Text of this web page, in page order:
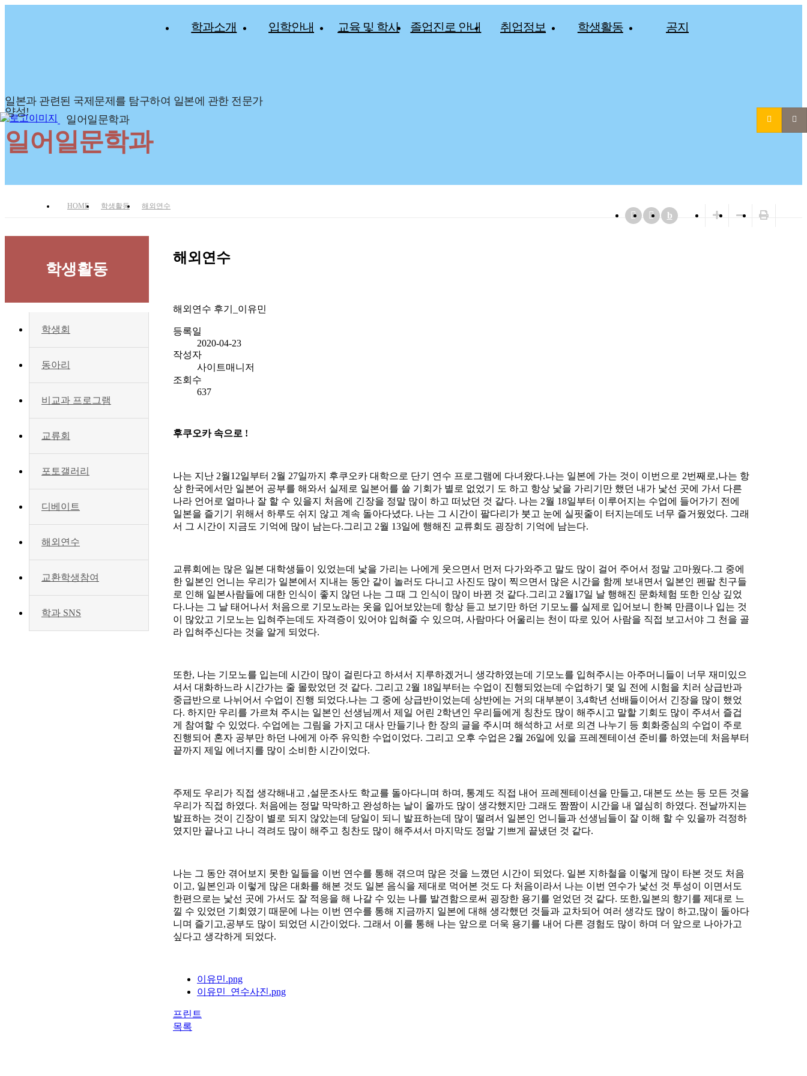
일어일문학과
학과소개 입학안내 교육 및 학사 졸업진로 안내 취업정보 학생활동 공지
일본과 관련된 국제문제를 탐구하여 일본에 관한 전문가
양성!
일어일문학과
HOME 학생활동 해외연수
b
학생활동
학생회
동아리
비교과 프로그램
교류회
포토갤러리
디베이트
해외연수
교환학생참여
학과 SNS
해외연수
해외연수 후기_이유민
등록일
2020-04-23
작성자
사이트매니저
조회수
637
후쿠오카 속으로 !
나는 지난 2월12일부터 2월 27일까지 후쿠오카 대학으로 단기 연수 프로그램에 다녀왔다.나는 일본에 가는 것이 이번으로 2번째로,나는 항
상 한국에서만 일본어 공부를 해와서 실제로 일본어를 쓸 기회가 별로 없었기 도 하고 항상 낯을 가리기만 했던 내가 낯선 곳에 가서 다른
나라 언어로 얼마나 잘 할 수 있을지 처음에 긴장을 정말 많이 하고 떠났던 것 같다. 나는 2월 18일부터 이루어지는 수업에 들어가기 전에
일본을 즐기기 위해서 하루도 쉬지 않고 계속 돌아다녔다. 나는 그 시간이 팔다리가 붓고 눈에 실핏줄이 터지는데도 너무 즐거웠었다. 그래
서 그 시간이 지금도 기억에 많이 남는다.그리고 2월 13일에 행해진 교류회도 굉장히 기억에 남는다.
교류회에는 많은 일본 대학생들이 있었는데 낯을 가리는 나에게 웃으면서 먼저 다가와주고 말도 많이 걸어 주어서 정말 고마웠다.그 중에
한 일본인 언니는 우리가 일본에서 지내는 동안 같이 놀러도 다니고 사진도 많이 찍으면서 많은 시간을 함께 보내면서 일본인 펜팔 친구들
로 인해 일본사람들에 대한 인식이 좋지 않던 나는 그 때 그 인식이 많이 바뀐 것 같다.그리고 2월17일 날 행해진 문화체험 또한 인상 깊었
다.나는 그 날 태어나서 처음으로 기모노라는 옷을 입어보았는데 항상 듣고 보기만 하던 기모노를 실제로 입어보니 한복 만큼이나 입는 것
이 많았고 기모노는 입혀주는데도 자격증이 있어야 입혀줄 수 있으며, 사람마다 어울리는 천이 따로 있어 사람을 직접 보고서야 그 천을 골
라 입혀주신다는 것을 알게 되었다.
또한, 나는 기모노를 입는데 시간이 많이 걸린다고 하셔서 지루하겠거니 생각하였는데 기모노를 입혀주시는 아주머니들이 너무 재미있으
셔서 대화하느라 시간가는 줄 몰랐었던 것 같다. 그리고 2월 18일부터는 수업이 진행되었는데 수업하기 몇 일 전에 시험을 치러 상급반과
중급반으로 나뉘어서 수업이 진행 되었다.나는 그 중에 상급반이었는데 상반에는 거의 대부분이 3,4학년 선배들이어서 긴장을 많이 했었
다. 하지만 우리를 가르쳐 주시는 일본인 선생님께서 제일 어린 2학년인 우리들에게 칭찬도 많이 해주시고 말할 기회도 많이 주셔서 즐겁
게 참여할 수 있었다. 수업에는 그림을 가지고 대사 만들기나 한 장의 글을 주시며 해석하고 서로 의견 나누기 등 회화중심의 수업이 주로
진행되어 혼자 공부만 하던 나에게 아주 유익한 수업이었다. 그리고 오후 수업은 2월 26일에 있을 프레젠테이션 준비를 하였는데 처음부터
끝까지 제일 에너지를 많이 소비한 시간이었다.
주제도 우리가 직접 생각해내고 ,설문조사도 학교를 돌아다니며 하며, 통계도 직접 내어 프레젠테이션을 만들고, 대본도 쓰는 등 모든 것을
우리가 직접 하였다. 처음에는 정말 막막하고 완성하는 날이 올까도 많이 생각했지만 그래도 짬짬이 시간을 내 열심히 하였다. 전날까지는
발표하는 것이 긴장이 별로 되지 않았는데 당일이 되니 발표하는데 많이 떨려서 일본인 언니들과 선생님들이 잘 이해 할 수 있을까 걱정하
였지만 끝나고 나니 격려도 많이 해주고 칭찬도 많이 해주셔서 마지막도 정말 기쁘게 끝냈던 것 같다.
나는 그 동안 겪어보지 못한 일들을 이번 연수를 통해 겪으며 많은 것을 느꼈던 시간이 되었다. 일본 지하철을 이렇게 많이 타본 것도 처음
이고, 일본인과 이렇게 많은 대화를 해본 것도 일본 음식을 제대로 먹어본 것도 다 처음이라서 나는 이번 연수가 낯선 것 투성이 이면서도
한편으로는 낯선 곳에 가서도 잘 적응을 해 나갈 수 있는 나를 발견함으로써 굉장한 용기를 얻었던 것 같다. 또한,일본의 향기를 제대로 느
낄 수 있었던 기회였기 때문에 나는 이번 연수를 통해 지금까지 일본에 대해 생각했던 것들과 교차되어 여러 생각도 많이 하고,많이 돌아다
니며 즐기고,공부도 많이 되었던 시간이었다. 그래서 이를 통해 나는 앞으로 더욱 용기를 내어 다른 경험도 많이 하며 더 앞으로 나아가고
싶다고 생각하게 되었다.
이유민.png
이유민_연수사진.png
프린트
목록